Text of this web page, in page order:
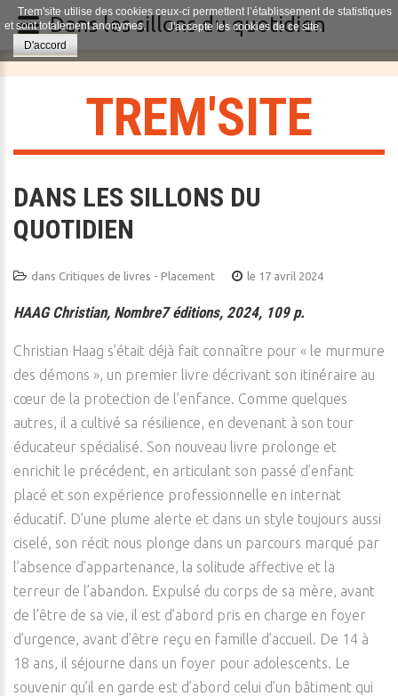
TREM'SITE
DANS LES SILLONS DU
QUOTIDIEN
dans Critiques de livres - Placement le 17 avril 2024
HAAG Christian, Nombre7 éditions, 2024, 109 p.
Christian Haag s’était déjà fait connaître pour « le murmure
des démons », un premier livre décrivant son itinéraire au
cœur de la protection de l’enfance. Comme quelques
autres, il a cultivé sa résilience, en devenant à son tour
éducateur spécialisé. Son nouveau livre prolonge et
enrichit le précédent, en articulant son passé d’enfant
placé et son expérience professionnelle en internat
éducatif. D’une plume alerte et dans un style toujours aussi
ciselé, son récit nous plonge dans un parcours marqué par
l’absence d’appartenance, la solitude affective et la
terreur de l’abandon. Expulsé du corps de sa mère, avant
de l’être de sa vie, il est d’abord pris en charge en foyer
d’urgence, avant d’être reçu en famille d’accueil. De 14 à
18 ans, il séjourne dans un foyer pour adolescents. Le
souvenir qu’il en garde est d’abord celui d’un bâtiment qui
Trem'site utilise des cookies ceux-ci permettent l’établissement de statistiques
et sont totalement anonymes.
J'accepte les cookies de ce site.
D'accord
Dans les sillons du quotidien